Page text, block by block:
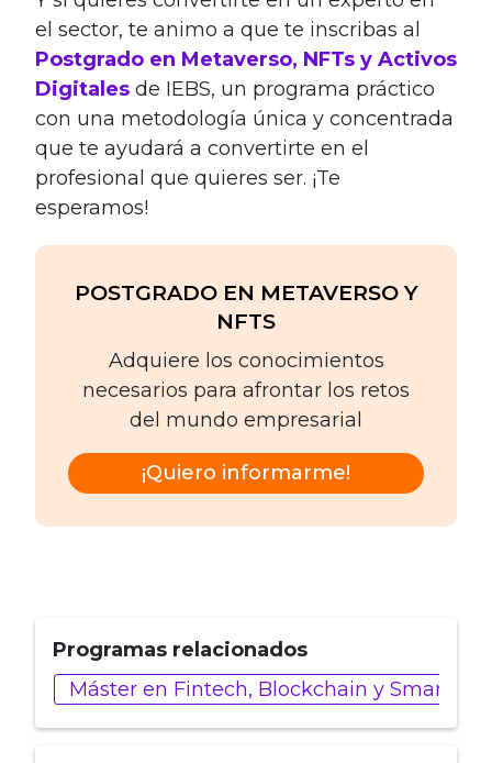
el sector, te animo a que te inscribas al
Postgrado en Metaverso, NFTs y Activos
Digitales de IEBS, un programa práctico
con una metodología única y concentrada
que te ayudará a convertirte en el
profesional que quieres ser. ¡Te
esperamos!
POSTGRADO EN METAVERSO Y
NFTS
Adquiere los conocimientos
necesarios para afrontar los retos
del mundo empresarial
¡Quiero informarme!
Programas relacionados
Máster en Fintech, Blockchain y Smart